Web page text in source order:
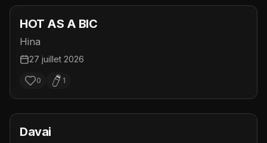
HOT AS A BIC
Hina
27 juillet 2026
0 1
Davai